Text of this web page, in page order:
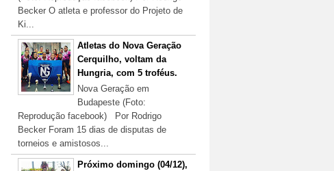
Becker O atleta e professor do Projeto de
Ki...
Atletas do Nova Geração
Cerquilho, voltam da
Hungria, com 5 troféus.
Nova Geração em
Budapeste (Foto:
Reprodução facebook) Por Rodrigo
Becker Foram 15 dias de disputas de
torneios e amistosos...
Próximo domingo (04/12),